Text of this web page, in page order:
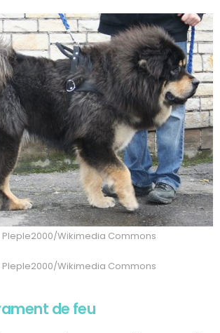
Pleple2000/Wikimedia Commons
Pleple2000/Wikimedia Commons
de feu